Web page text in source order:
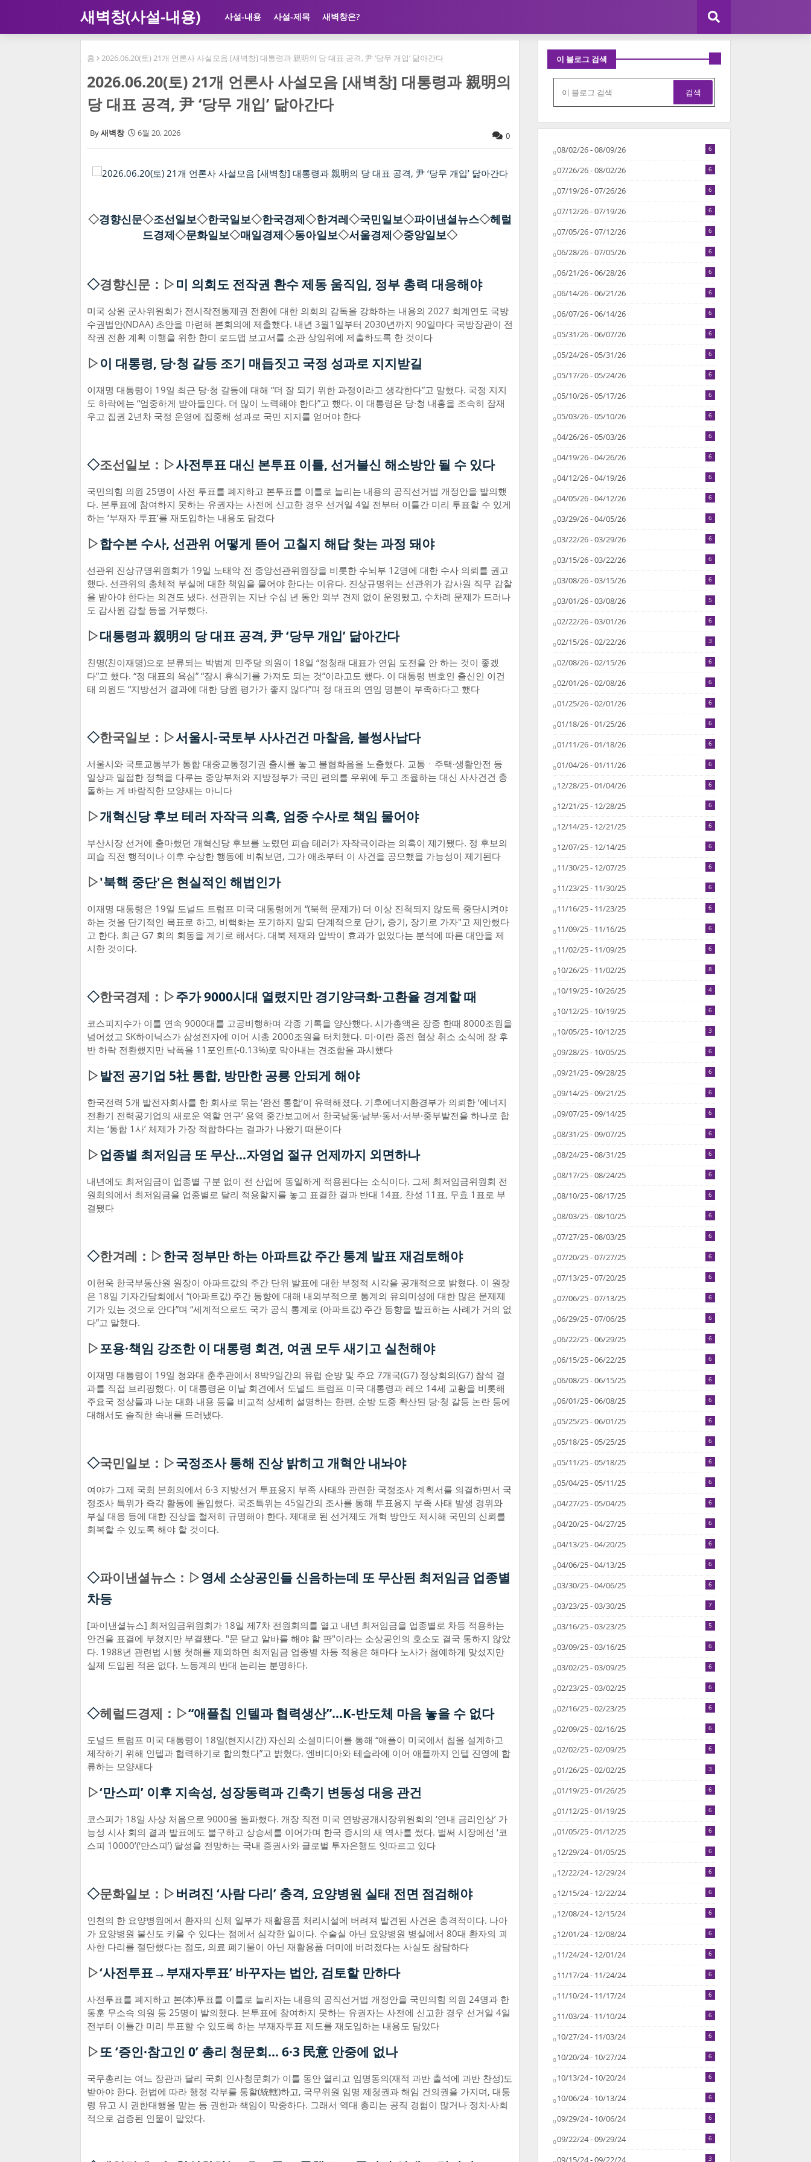
새벽창(사설-내용) 사설-내용 사설-제목 새벽창은?
홈 2026.06.20(토) 21개 언론사 사설모음 [새벽창] 대통령과 親明의 당 대표 공격, 尹 ‘당무 개입’ 닮아간다
2026.06.20(토) 21개 언론사 사설모음 [새벽창] 대통령과 親明의
당 대표 공격, 尹 ‘당무 개입’ 닮아간다
새벽창 6월 20, 2026 0
◇경향신문◇조선일보◇한국일보◇한국경제◇한겨레◇국민일보◇파이낸셜뉴스◇헤럴
드경제◇문화일보◇매일경제◇동아일보◇서울경제◇중앙일보◇
◇경향신문：▷미 의회도 전작권 환수 제동 움직임, 정부 총력 대응해야
미국 상원 군사위원회가 전시작전통제권 전환에 대한 의회의 감독을 강화하는 내용의 2027 회계연도 국방
수권법안(NDAA) 초안을 마련해 본회의에 제출했다. 내년 3월1일부터 2030년까지 90일마다 국방장관이 전
작권 전환 계획 이행을 위한 한미 로드맵 보고서를 소관 상임위에 제출하도록 한 것이다
▷이 대통령, 당·청 갈등 조기 매듭짓고 국정 성과로 지지받길
이재명 대통령이 19일 최근 당·청 갈등에 대해 “더 잘 되기 위한 과정이라고 생각한다”고 말했다. 국정 지지
도 하락에는 “엄중하게 받아들인다. 더 많이 노력해야 한다”고 했다. 이 대통령은 당·청 내홍을 조속히 잠재
우고 집권 2년차 국정 운영에 집중해 성과로 국민 지지를 얻어야 한다
◇조선일보：▷사전투표 대신 본투표 이틀, 선거불신 해소방안 될 수 있다
국민의힘 의원 25명이 사전 투표를 폐지하고 본투표를 이틀로 늘리는 내용의 공직선거법 개정안을 발의했
다. 본투표에 참여하지 못하는 유권자는 사전에 신고한 경우 선거일 4일 전부터 이틀간 미리 투표할 수 있게
하는 ‘부재자 투표’를 재도입하는 내용도 담겼다
▷합수본 수사, 선관위 어떻게 뜯어 고칠지 해답 찾는 과정 돼야
선관위 진상규명위원회가 19일 노태악 전 중앙선관위원장을 비롯한 수뇌부 12명에 대한 수사 의뢰를 권고
했다. 선관위의 총체적 부실에 대한 책임을 물어야 한다는 이유다. 진상규명위는 선관위가 감사원 직무 감찰
을 받아야 한다는 의견도 냈다. 선관위는 지난 수십 년 동안 외부 견제 없이 운영됐고, 수차례 문제가 드러나
도 감사원 감찰 등을 거부했다.
▷대통령과 親明의 당 대표 공격, 尹 ‘당무 개입’ 닮아간다
친명(친이재명)으로 분류되는 박범계 민주당 의원이 18일 “정청래 대표가 연임 도전을 안 하는 것이 좋겠
다”고 했다. “정 대표의 욕심” “잠시 휴식기를 가져도 되는 것”이라고도 했다. 이 대통령 변호인 출신인 이건
태 의원도 “지방선거 결과에 대한 당원 평가가 좋지 않다”며 정 대표의 연임 명분이 부족하다고 했다
◇한국일보：▷서울시-국토부 사사건건 마찰음, 볼썽사납다
서울시와 국토교통부가 통합 대중교통정기권 출시를 놓고 불협화음을 노출했다. 교통ㆍ주택·생활안전 등
일상과 밀접한 정책을 다루는 중앙부처와 지방정부가 국민 편의를 우위에 두고 조율하는 대신 사사건건 충
돌하는 게 바람직한 모양새는 아니다
▷개혁신당 후보 테러 자작극 의혹, 엄중 수사로 책임 물어야
부산시장 선거에 출마했던 개혁신당 후보를 노렸던 피습 테러가 자작극이라는 의혹이 제기됐다. 정 후보의
피습 직전 행적이나 이후 수상한 행동에 비춰보면, 그가 애초부터 이 사건을 공모했을 가능성이 제기된다
▷'북핵 중단'은 현실적인 해법인가
이재명 대통령은 19일 도널드 트럼프 미국 대통령에게 “(북핵 문제가) 더 이상 진척되지 않도록 중단시켜야
하는 것을 단기적인 목표로 하고, 비핵화는 포기하지 말되 단계적으로 단기, 중기, 장기로 가자"고 제안했다
고 한다. 최근 G7 회의 회동을 계기로 해서다. 대북 제재와 압박이 효과가 없었다는 분석에 따른 대안을 제
시한 것이다.
◇한국경제：▷주가 9000시대 열렸지만 경기양극화·고환율 경계할 때
코스피지수가 이틀 연속 9000대를 고공비행하며 각종 기록을 양산했다. 시가총액은 장중 한때 8000조원을
넘어섰고 SK하이닉스가 삼성전자에 이어 시총 2000조원을 터치했다. 미·이란 종전 협상 취소 소식에 장 후
반 하락 전환했지만 낙폭을 11포인트(-0.13%)로 막아내는 견조함을 과시했다
▷발전 공기업 5社 통합, 방만한 공룡 안되게 해야
한국전력 5개 발전자회사를 한 회사로 묶는 ‘완전 통합’이 유력해졌다. 기후에너지환경부가 의뢰한 ‘에너지
전환기 전력공기업의 새로운 역할 연구’ 용역 중간보고에서 한국남동·남부·동서·서부·중부발전을 하나로 합
치는 ‘통합 1사’ 체제가 가장 적합하다는 결과가 나왔기 때문이다
▷업종별 최저임금 또 무산…자영업 절규 언제까지 외면하나
내년에도 최저임금이 업종별 구분 없이 전 산업에 동일하게 적용된다는 소식이다. 그제 최저임금위원회 전
원회의에서 최저임금을 업종별로 달리 적용할지를 놓고 표결한 결과 반대 14표, 찬성 11표, 무효 1표로 부
결됐다
◇한겨레：▷한국 정부만 하는 아파트값 주간 통계 발표 재검토해야
이헌욱 한국부동산원 원장이 아파트값의 주간 단위 발표에 대한 부정적 시각을 공개적으로 밝혔다. 이 원장
은 18일 기자간담회에서 “(아파트값) 주간 동향에 대해 내외부적으로 통계의 유의미성에 대한 많은 문제제
기가 있는 것으로 안다”며 “세계적으로도 국가 공식 통계로 (아파트값) 주간 동향을 발표하는 사례가 거의 없
다”고 말했다.
▷포용·책임 강조한 이 대통령 회견, 여권 모두 새기고 실천해야
이재명 대통령이 19일 청와대 춘추관에서 8박9일간의 유럽 순방 및 주요 7개국(G7) 정상회의(G7) 참석 결
과를 직접 브리핑했다. 이 대통령은 이날 회견에서 도널드 트럼프 미국 대통령과 레오 14세 교황을 비롯해
주요국 정상들과 나눈 대화 내용 등을 비교적 상세히 설명하는 한편, 순방 도중 확산된 당·청 갈등 논란 등에
대해서도 솔직한 속내를 드러냈다.
◇국민일보：▷국정조사 통해 진상 밝히고 개혁안 내놔야
여야가 그제 국회 본회의에서 6·3 지방선거 투표용지 부족 사태와 관련한 국정조사 계획서를 의결하면서 국
정조사 특위가 즉각 활동에 돌입했다. 국조특위는 45일간의 조사를 통해 투표용지 부족 사태 발생 경위와
부실 대응 등에 대한 진상을 철저히 규명해야 한다. 제대로 된 선거제도 개혁 방안도 제시해 국민의 신뢰를
회복할 수 있도록 해야 할 것이다.
◇파이낸셜뉴스：▷영세 소상공인들 신음하는데 또 무산된 최저임금 업종별
차등
[파이낸셜뉴스] 최저임금위원회가 18일 제7차 전원회의를 열고 내년 최저임금을 업종별로 차등 적용하는
안건을 표결에 부쳤지만 부결됐다. "문 닫고 알바를 해야 할 판"이라는 소상공인의 호소도 결국 통하지 않았
다. 1988년 관련법 시행 첫해를 제외하면 최저임금 업종별 차등 적용은 해마다 노사가 첨예하게 맞섰지만
실제 도입된 적은 없다. 노동계의 반대 논리는 분명하다.
◇헤럴드경제：▷“애플칩 인텔과 협력생산”…K-반도체 마음 놓을 수 없다
도널드 트럼프 미국 대통령이 18일(현지시간) 자신의 소셜미디어를 통해 “애플이 미국에서 칩을 설계하고
제작하기 위해 인텔과 협력하기로 합의했다”고 밝혔다. 엔비디아와 테슬라에 이어 애플까지 인텔 진영에 합
류하는 모양새다
▷‘만스피’ 이후 지속성, 성장동력과 긴축기 변동성 대응 관건
코스피가 18일 사상 처음으로 9000을 돌파했다. 개장 직전 미국 연방공개시장위원회의 ‘연내 금리인상’ 가
능성 시사 회의 결과 발표에도 불구하고 상승세를 이어가며 한국 증시의 새 역사를 썼다. 벌써 시장에선 ‘코
스피 10000’(‘만스피’) 달성을 전망하는 국내 증권사와 글로벌 투자은행도 잇따르고 있다
◇문화일보：▷버려진 ‘사람 다리’ 충격, 요양병원 실태 전면 점검해야
인천의 한 요양병원에서 환자의 신체 일부가 재활용품 처리시설에 버려져 발견된 사건은 충격적이다. 나아
가 요양병원 불신도 키울 수 있다는 점에서 심각한 일이다. 수술실 아닌 요양병원 병실에서 80대 환자의 괴
사한 다리를 절단했다는 점도, 의료 폐기물이 아닌 재활용품 더미에 버려졌다는 사실도 참담하다
▷‘사전투표→부재자투표’ 바꾸자는 법안, 검토할 만하다
사전투표를 폐지하고 본(本)투표를 이틀로 늘리자는 내용의 공직선거법 개정안을 국민의힘 의원 24명과 한
동훈 무소속 의원 등 25명이 발의했다. 본투표에 참여하지 못하는 유권자는 사전에 신고한 경우 선거일 4일
전부터 이틀간 미리 투표할 수 있도록 하는 부재자투표 제도를 재도입하는 내용도 담았다
▷또 ‘증인·참고인 0’ 총리 청문회… 6·3 民意 안중에 없나
국무총리는 여느 장관과 달리 국회 인사청문회가 이틀 동안 열리고 임명동의(재적 과반 출석에 과반 찬성)도
받아야 한다. 헌법에 따라 행정 각부를 통할(統轄)하고, 국무위원 임명 제청권과 해임 건의권을 가지며, 대통
령 유고 시 권한대행을 맡는 등 권한과 책임이 막중하다. 그래서 역대 총리는 공직 경험이 많거나 정치·사회
적으로 검증된 인물이 맡았다.
이 블로그 검색
08/02/26 - 08/09/26 6
07/26/26 - 08/02/26 6
07/19/26 - 07/26/26 6
07/12/26 - 07/19/26 6
07/05/26 - 07/12/26 6
06/28/26 - 07/05/26 6
06/21/26 - 06/28/26 6
06/14/26 - 06/21/26 6
06/07/26 - 06/14/26 6
05/31/26 - 06/07/26 6
05/24/26 - 05/31/26 6
05/17/26 - 05/24/26 6
05/10/26 - 05/17/26 6
05/03/26 - 05/10/26 6
04/26/26 - 05/03/26 6
04/19/26 - 04/26/26 6
04/12/26 - 04/19/26 6
04/05/26 - 04/12/26 6
03/29/26 - 04/05/26 6
03/22/26 - 03/29/26 6
03/15/26 - 03/22/26 6
03/08/26 - 03/15/26 6
03/01/26 - 03/08/26 5
02/22/26 - 03/01/26 6
02/15/26 - 02/22/26 3
02/08/26 - 02/15/26 6
02/01/26 - 02/08/26 6
01/25/26 - 02/01/26 6
01/18/26 - 01/25/26 6
01/11/26 - 01/18/26 6
01/04/26 - 01/11/26 6
12/28/25 - 01/04/26 6
12/21/25 - 12/28/25 6
12/14/25 - 12/21/25 6
12/07/25 - 12/14/25 6
11/30/25 - 12/07/25 6
11/23/25 - 11/30/25 6
11/16/25 - 11/23/25 6
11/09/25 - 11/16/25 6
11/02/25 - 11/09/25 6
10/26/25 - 11/02/25 8
10/19/25 - 10/26/25 4
10/12/25 - 10/19/25 6
10/05/25 - 10/12/25 3
09/28/25 - 10/05/25 6
09/21/25 - 09/28/25 6
09/14/25 - 09/21/25 6
09/07/25 - 09/14/25 6
08/31/25 - 09/07/25 6
08/24/25 - 08/31/25 6
08/17/25 - 08/24/25 6
08/10/25 - 08/17/25 6
08/03/25 - 08/10/25 6
07/27/25 - 08/03/25 6
07/20/25 - 07/27/25 6
07/13/25 - 07/20/25 6
07/06/25 - 07/13/25 6
06/29/25 - 07/06/25 6
06/22/25 - 06/29/25 6
06/15/25 - 06/22/25 6
06/08/25 - 06/15/25 6
06/01/25 - 06/08/25 6
05/25/25 - 06/01/25 6
05/18/25 - 05/25/25 6
05/11/25 - 05/18/25 6
05/04/25 - 05/11/25 6
04/27/25 - 05/04/25 6
04/20/25 - 04/27/25 6
04/13/25 - 04/20/25 6
04/06/25 - 04/13/25 6
03/30/25 - 04/06/25 6
03/23/25 - 03/30/25 7
03/16/25 - 03/23/25 5
03/09/25 - 03/16/25 6
03/02/25 - 03/09/25 6
02/23/25 - 03/02/25 6
02/16/25 - 02/23/25 6
02/09/25 - 02/16/25 6
02/02/25 - 02/09/25 6
01/26/25 - 02/02/25 3
01/19/25 - 01/26/25 6
01/12/25 - 01/19/25 6
01/05/25 - 01/12/25 6
12/29/24 - 01/05/25 6
12/22/24 - 12/29/24 6
12/15/24 - 12/22/24 6
12/08/24 - 12/15/24 6
12/01/24 - 12/08/24 6
11/24/24 - 12/01/24 6
11/17/24 - 11/24/24 6
11/10/24 - 11/17/24 6
11/03/24 - 11/10/24 6
10/27/24 - 11/03/24 6
10/20/24 - 10/27/24 6
10/13/24 - 10/20/24 6
10/06/24 - 10/13/24 6
09/29/24 - 10/06/24 6
09/22/24 - 09/29/24 6
09/15/24 - 09/22/24 3